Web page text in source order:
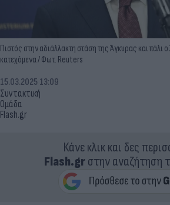
Πιστός στην αδιάλλακτη στάση της Άγκυρας και πάλι
κατεχόμενα / Φωτ. Reuters
Συντακτική
Ομάδα
Flash.gr
15.03.2025 13:09
Κάνε κλικ και δες
Flash.grστην αναζήτηση